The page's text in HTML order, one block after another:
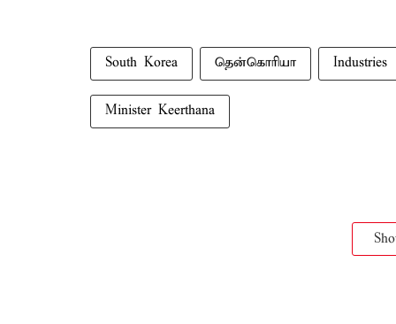
South Korea தென்கொரியா Industries
Minister Keerthana